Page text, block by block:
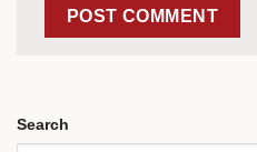
Search